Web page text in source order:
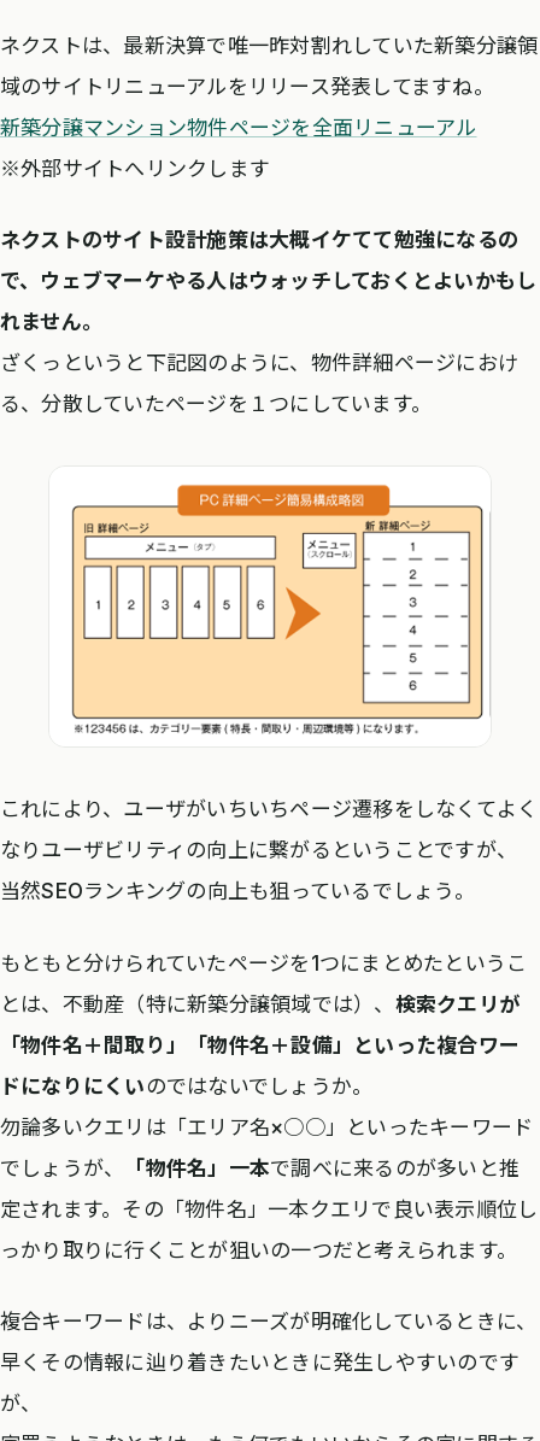
日本メディカルネット コミュニケーシ
ョンズ[3645]
24 35.1 104
グリー[3632] 1,364 13.2 107
ネクストは、最新決算で唯一昨対割れしていた新築分譲領
域のサイトリニューアルをリリース発表してますね。
新築分譲マンション物件ページを全面リニューアル
※外部サイトへリンクします
ネクストのサイト設計施策は大概イケてて勉強になるの
で、ウェブマーケやる人はウォッチしておくとよいかもし
れません。
ざくっというと下記図のように、物件詳細ページにおけ
る、分散していたページを１つにしています。
これにより、ユーザがいちいちページ遷移をしなくてよく
なりユーザビリティの向上に繋がるということですが、
当然SEOランキングの向上も狙っているでしょう。
もともと分けられていたページを1つにまとめたというこ
とは、不動産（特に新築分譲領域では）、 検索クエリが
「物件名＋間取り」「物件名＋設備」といった複合ワー
ドになりにくいのではないでしょうか。
勿論多いクエリは「エリア名×○○」といったキーワード
でしょうが、
「物件名」一本で調べに来るのが多いと推
定されます。その「物件名」一本クエリで良い表示順位し
っかり取りに行くことが狙いの一つだと考えられます。
複合キーワードは、よりニーズが明確化しているときに、
早くその情報に辿り着きたいときに発生しやすいのです
が、